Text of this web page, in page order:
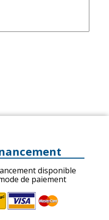
disponible
de paiement